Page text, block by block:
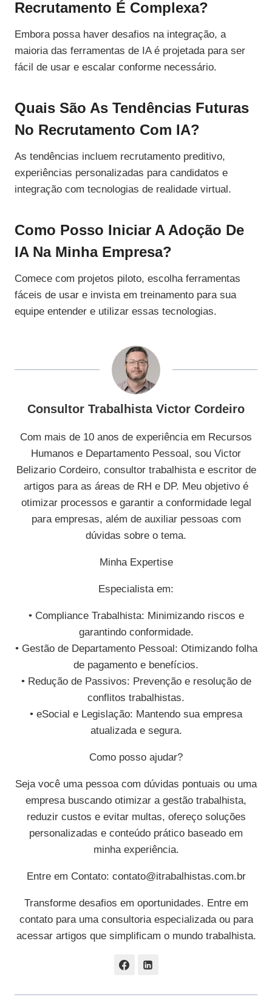
Recrutamento É Complexa?
Embora possa haver desafios na integração, a
maioria das ferramentas de IA é projetada para ser
fácil de usar e escalar conforme necessário.
Quais São As Tendências Futuras
No Recrutamento Com IA?
As tendências incluem recrutamento preditivo,
experiências personalizadas para candidatos e
integração com tecnologias de realidade virtual.
Como Posso Iniciar A Adoção De
IA Na Minha Empresa?
Comece com projetos piloto, escolha ferramentas
fáceis de usar e invista em treinamento para sua
equipe entender e utilizar essas tecnologias.
Consultor Trabalhista Victor Cordeiro
Com mais de 10 anos de experiência em Recursos
Humanos e Departamento Pessoal, sou Victor
Belizario Cordeiro, consultor trabalhista e escritor de
artigos para as áreas de RH e DP. Meu objetivo é
otimizar processos e garantir a conformidade legal
para empresas, além de auxiliar pessoas com
dúvidas sobre o tema.
Minha Expertise
Especialista em:
• Compliance Trabalhista: Minimizando riscos e
garantindo conformidade.
• Gestão de Departamento Pessoal: Otimizando folha
de pagamento e benefícios.
• Redução de Passivos: Prevenção e resolução de
conflitos trabalhistas.
• eSocial e Legislação: Mantendo sua empresa
atualizada e segura.
Como posso ajudar?
Seja você uma pessoa com dúvidas pontuais ou uma
empresa buscando otimizar a gestão trabalhista,
reduzir custos e evitar multas, ofereço soluções
personalizadas e conteúdo prático baseado em
minha experiência.
Entre em Contato: contato@itrabalhistas.com.br
Transforme desafios em oportunidades. Entre em
contato para uma consultoria especializada ou para
acessar artigos que simplificam o mundo trabalhista.